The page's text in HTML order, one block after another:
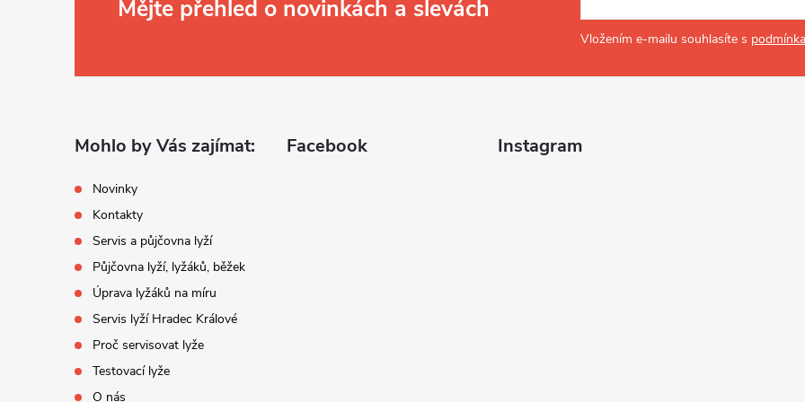
Mějte přehled o novinkách a slevách
Vložením e-mailu souhlasíte s
Mohlo by Vás zajímat:
Novinky
Kontakty
Servis a půjčovna lyží
Půjčovna lyží, lyžáků, běžek
Úprava lyžáků na míru
Servis lyží Hradec Králové
Proč servisovat lyže
Testovací lyže
O nás
Facebook Instagram